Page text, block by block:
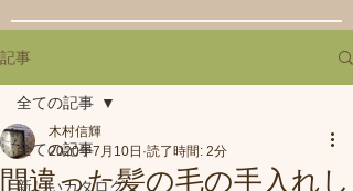
記事
全ての記事
新しいカタログ
全ての記事
間違った髪の毛の手入れし
木村信輝
2020年7月10日 読了時間: 2分